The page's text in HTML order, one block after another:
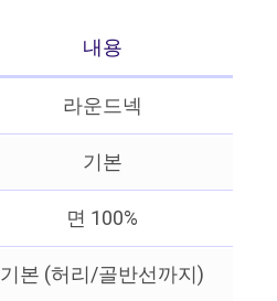
내용
라운드넥
기본
면 100%
기본 (허리/골반선까지)